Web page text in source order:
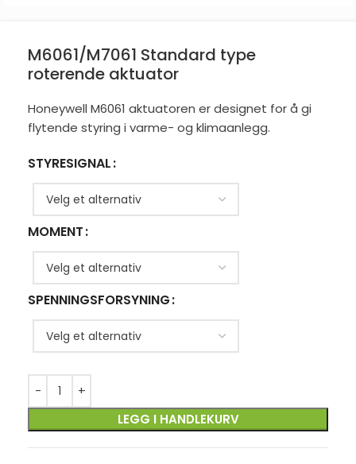
M6061/M7061 Standard type
roterende aktuator
Honeywell M6061 aktuatoren er designet for å gi
flytende styring i varme- og klimaanlegg.
STYRESIGNAL
MOMENT
SPENNINGSFORSYNING
LEGG I HANDLEKURV